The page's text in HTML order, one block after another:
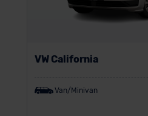
VW California
Van/Minivan